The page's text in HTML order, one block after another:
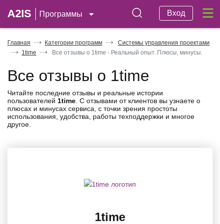
A2IS Программы Вход
Главная Категории программ
Системы управления проектами
1time
Все отзывы о 1time - Реальный опыт. Плюсы, минусы.
Все отзывы о 1time
Читайте последние отзывы и реальные истории
пользователей 1time . С отзывами от клиентов вы узнаете о
плюсах и минусах сервиса, с точки зрения простоты
использования, удобства, работы техподдержки и многое
другое.
1time